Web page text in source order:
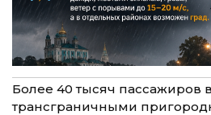
Более 40 тысяч пассажиров
трансграничными